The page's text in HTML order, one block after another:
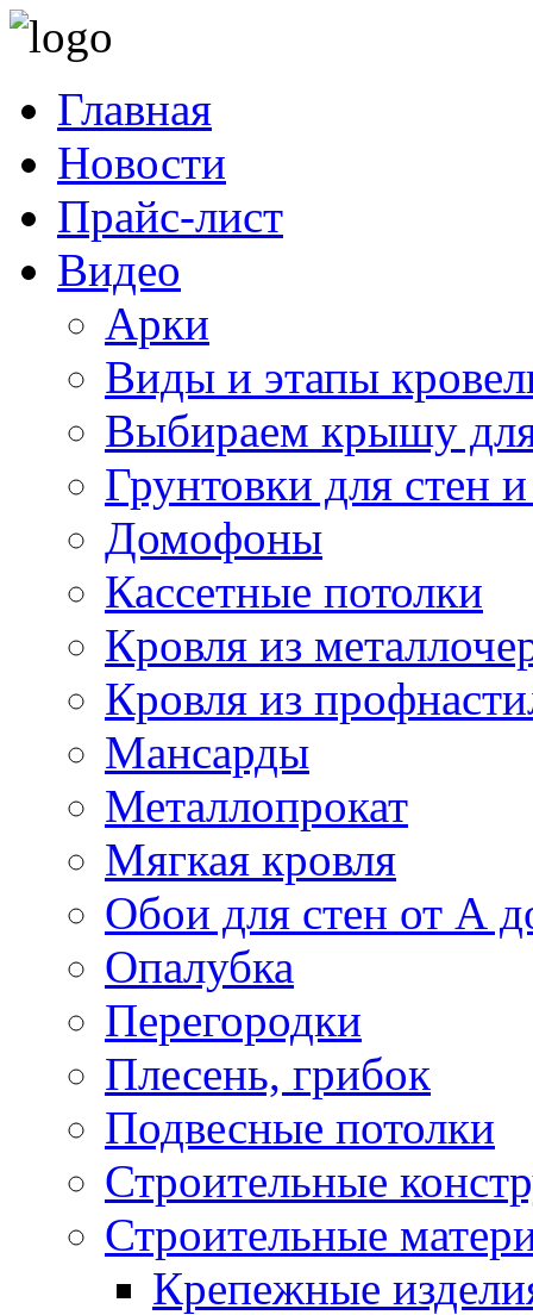
Главная
Новости
Прайс-лист
Видео
Арки
Виды и этапы
Выбираем крышу
Грунтовки для стен
Домофоны
Кассетные потолки
Кровля из
Кровля из
Мансарды
Металлопрокат
Мягкая кровля
Обои для стен от А
Опалубка
Перегородки
Плесень, грибок
Подвесные потолки
Строительные
Строительные
Крепежные